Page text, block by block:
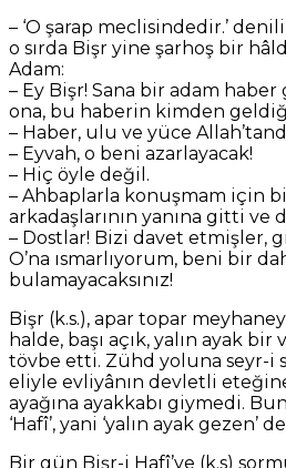
– ‘O şarap meclisindedir.’
o sırda Bişr yine şarhoş bir
Adam:
– Ey Bişr! Sana bir adam
ona, bu haberin kimden
– Haber, ulu ve yüce
– Eyvah, o beni azarlayacak!
– Hiç öyle değil.
– Ahbaplarla konuşmam için
arkadaşlarının yanına gitti ve
– Dostlar! Bizi davet etmişler,
O’na ısmarlıyorum, beni bir
bulamayacaksınız!
Bişr (k.s.), apar topar
halde, başı açık, yalın ayak bir
tövbe etti. Zühd yoluna seyr-i
eliyle evliyânın devletli eteğine
ayağına ayakkabı giymedi.
‘Hafî’, yani ‘yalın ayak gezen’
Bir gün Bişr-i Hafî’ye (k.s)